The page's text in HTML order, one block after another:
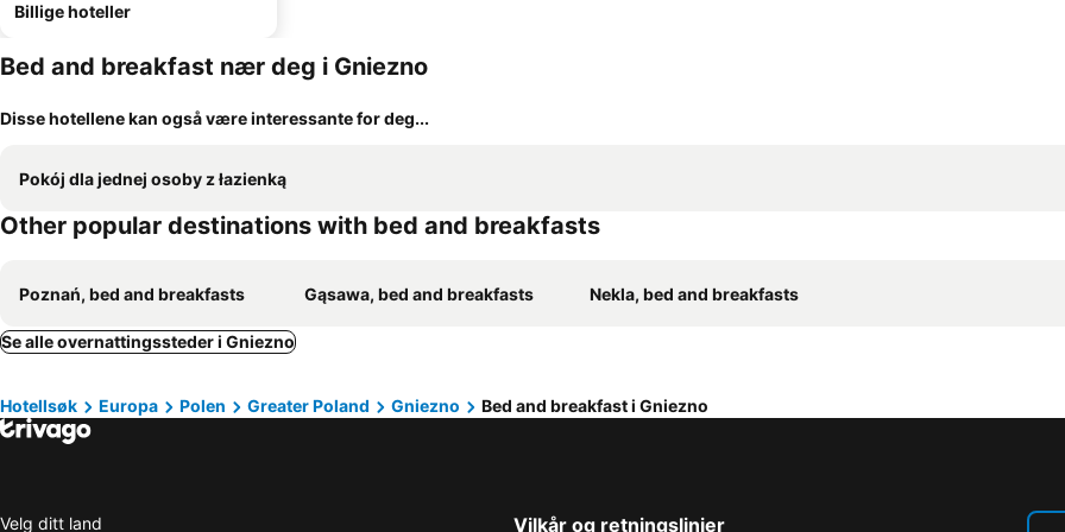
Billige hoteller
Bed and breakfast nær deg i Gniezno
Disse hotellene kan også være interessante for deg...
Pokój dla jednej osoby z łazienką
Other popular destinations with bed and breakfasts
Poznań, bed and breakfasts Gąsawa, bed and breakfasts Nekla, bed and breakfasts
Se alle overnattingssteder i Gniezno
Hotellsøk Europa Polen Greater Poland Gniezno Bed and breakfast i Gniezno
Velg ditt land Vilkår og retningslinjer